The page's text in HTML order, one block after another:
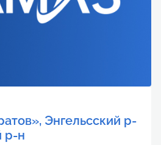
Энгельсский р-
р-н